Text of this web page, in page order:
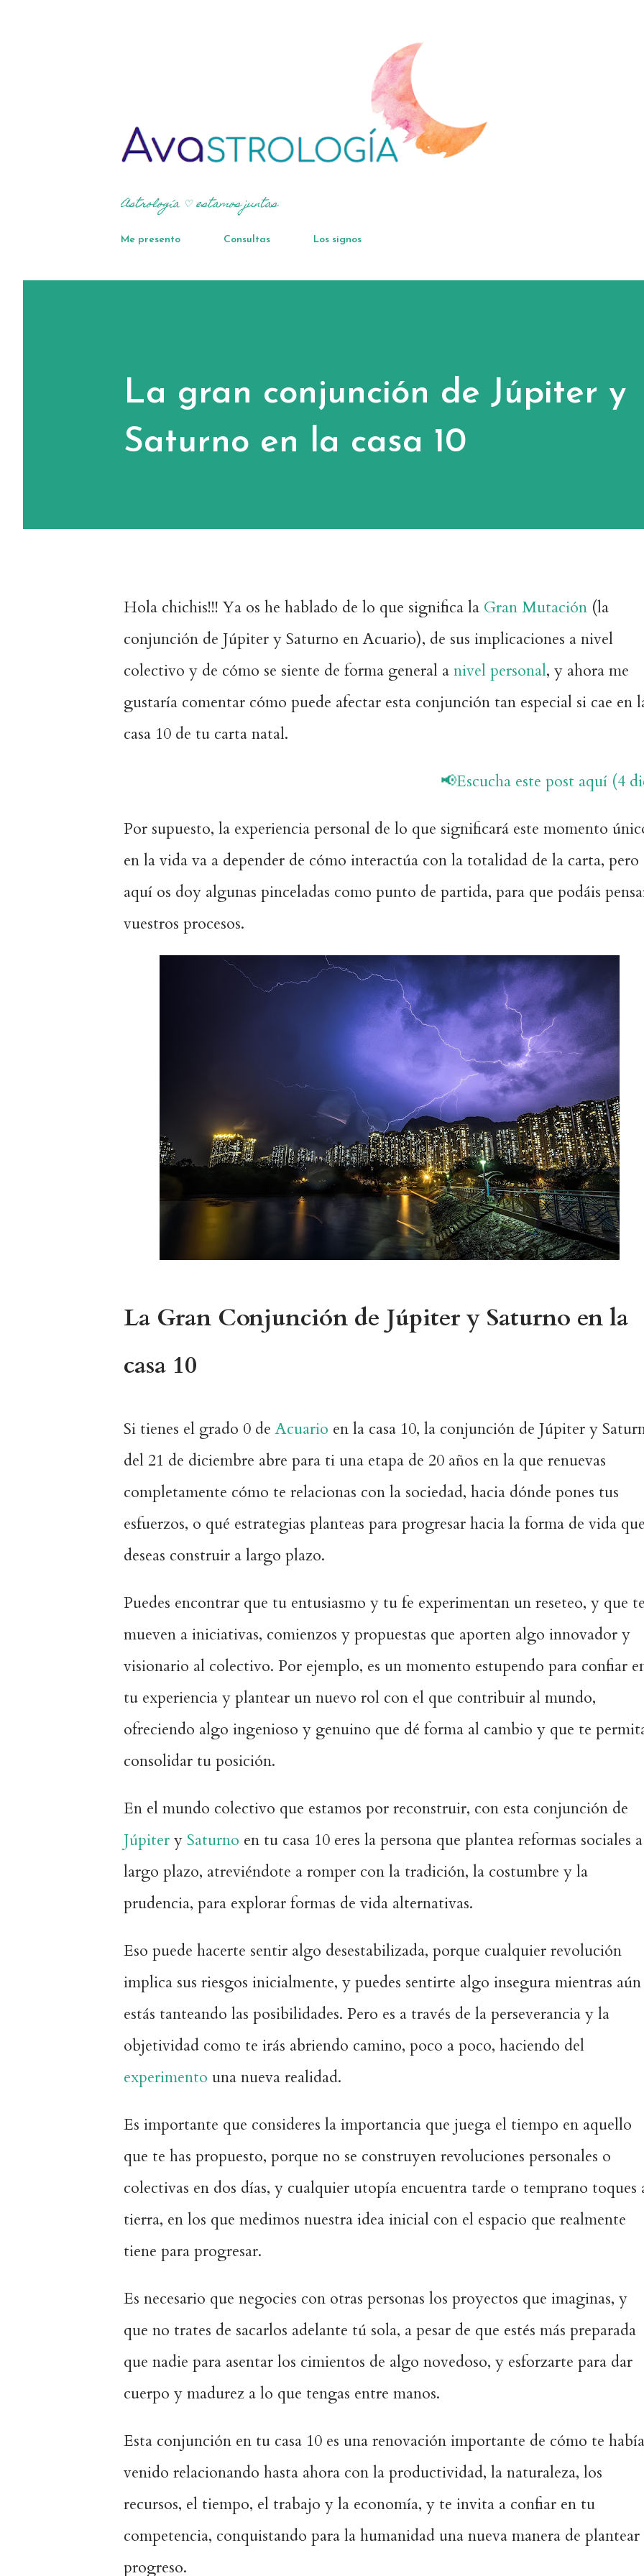
Astrología ♡ estamos juntas
Me presento Consultas Los signos
La gran conjunción de Júpiter y
Saturno en la casa 10
Hola chichis!!! Ya os he hablado de lo que significa la Gran Mutación (la
conjunción de Júpiter y Saturno en Acuario), de sus implicaciones a nivel
colectivo y de cómo se siente de forma general a nivel personal, y ahora me
gustaría comentar cómo puede afectar esta conjunción tan especial si cae en
casa 10 de tu carta natal.
📢Escucha este post aquí (4
Por supuesto, la experiencia personal de lo que significará este momento
en la vida va a depender de cómo interactúa con la totalidad de la carta, pero
aquí os doy algunas pinceladas como punto de partida, para que podáis
vuestros procesos.
La Gran Conjunción de Júpiter y Saturno en la
casa 10
Si tienes el grado 0 deAcuario en la casa 10, la conjunción de Júpiter y
del 21 de diciembre abre para ti una etapa de 20 años en la que renuevas
completamente cómo te relacionas con la sociedad, hacia dónde pones tus
esfuerzos, o qué estrategias planteas para progresar hacia la forma de vida
deseas construir a largo plazo.
Puedes encontrar que tu entusiasmo y tu fe experimentan un reseteo, y que
mueven a iniciativas, comienzos y propuestas que aporten algo innovador y
visionario al colectivo. Por ejemplo, es un momento estupendo para confiar
tu experiencia y plantear un nuevo rol con el que contribuir al mundo,
ofreciendo algo ingenioso y genuino que dé forma al cambio y que te
consolidar tu posición.
En el mundo colectivo que estamos por reconstruir, con esta conjunción de
Júpiter y Saturno en tu casa 10 eres la persona que plantea reformas sociales a
largo plazo, atreviéndote a romper con la tradición, la costumbre y la
prudencia, para explorar formas de vida alternativas.
Eso puede hacerte sentir algo desestabilizada, porque cualquier revolución
implica sus riesgos inicialmente, y puedes sentirte algo insegura mientras aún
estás tanteando las posibilidades. Pero es a través de la perseverancia y la
objetividad como te irás abriendo camino, poco a poco, haciendo del
experimento una nueva realidad.
Es importante que consideres la importancia que juega el tiempo en aquello
que te has propuesto, porque no se construyen revoluciones personales o
colectivas en dos días, y cualquier utopía encuentra tarde o temprano toques
tierra, en los que medimos nuestra idea inicial con el espacio que realmente
tiene para progresar.
Es necesario que negocies con otras personas los proyectos que imaginas, y
que no trates de sacarlos adelante tú sola, a pesar de que estés más preparada
que nadie para asentar los cimientos de algo novedoso, y esforzarte para dar
cuerpo y madurez a lo que tengas entre manos.
Esta conjunción en tu casa 10 es una renovación importante de cómo te
venido relacionando hasta ahora con la productividad, la naturaleza, los
recursos, el tiempo, el trabajo y la economía, y te invita a confiar en tu
competencia, conquistando para la humanidad una nueva manera de plantear
progreso.